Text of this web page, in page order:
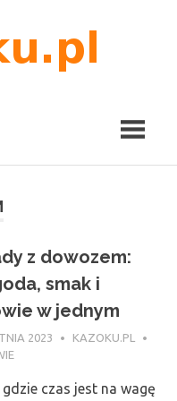
z dowozem:
smak i
w jednym
2023
KAZOKU.PL
czas jest na wagę